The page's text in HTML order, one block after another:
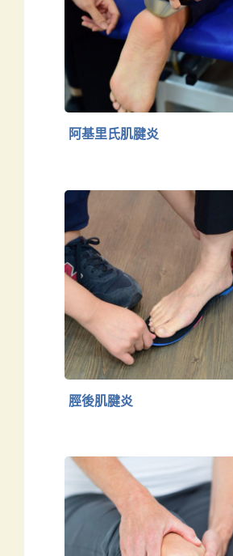
阿基里氏肌腱炎
下肢
阿基里氏肌腱炎
脛後肌腱炎
下肢
脛後肌腱炎